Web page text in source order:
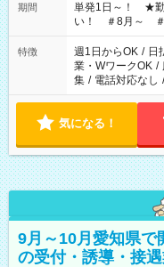
期間
単発1日～！ ★勤
い！ ＃8月～ ＃
特徴 週1日からOK / 日
業・WワークOK /
集 / 電話対応なし /
気になる！
9月～10月愛知県で
の受付・誘導・接